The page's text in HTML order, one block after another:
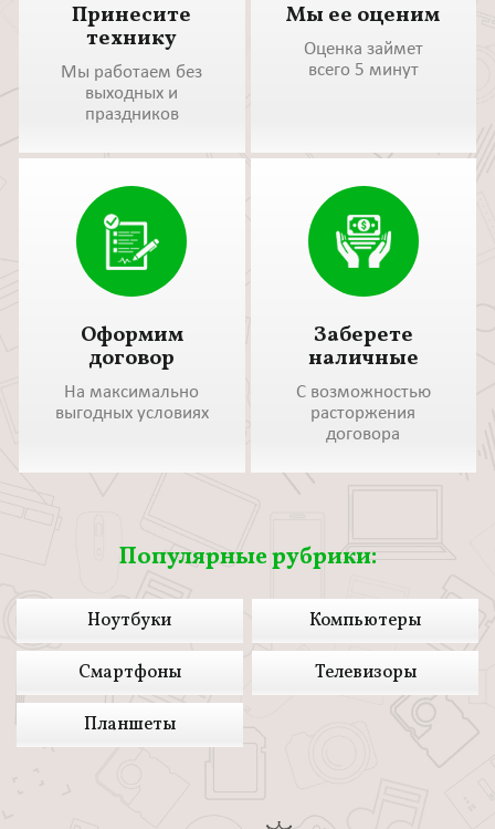
Принесите
технику
Мы работаем без
выходных и
праздников
Мы ее оценим
Оценка займет
всего 5 минут
Оформим
договор
На максимально
выгодных условиях
Заберете
наличные
С возможностью
расторжения
договора
Популярные рубрики:
Ноутбуки Компьютеры
Смартфоны Телевизоры
Планшеты